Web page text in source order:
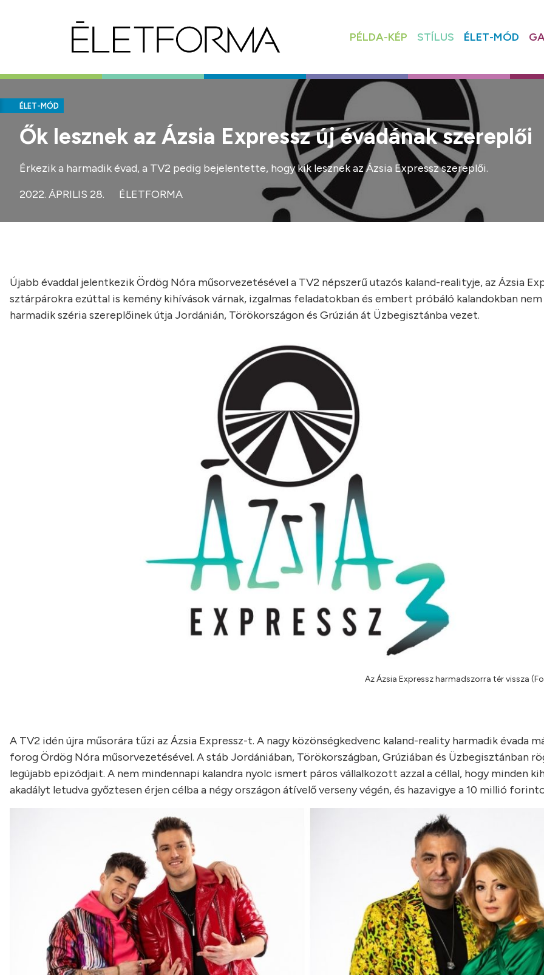
PÉLDA-KÉP STÍLUS ÉLET-MÓD
ÉLET-MÓD
Ők lesznek az Ázsia Expressz új évadának szereplői
Érkezik a harmadik évad, a TV2 pedig bejelentette, hogy kik lesznek az Ázsia Expressz szereplői.
2022. ÁPRILIS 28.
ÉLETFORMA
Újabb évaddal jelentkezik Ördög Nóra műsorvezetésével a TV2 népszerű utazós kaland-realityje, az Ázsia
sztárpárokra ezúttal is kemény kihívások várnak, izgalmas feladatokban és embert próbáló kalandokban nem
harmadik széria szereplőinek útja Jordánián, Törökországon és Grúzián át Üzbegisztánba vezet.
Az Ázsia Expressz harmadszorra tér vissza
A TV2 idén újra műsorára tűzi az Ázsia Expressz-t. A nagy közönségkedvenc kaland-reality harmadik évada
forog Ördög Nóra műsorvezetésével. A stáb Jordániában, Törökországban, Grúziában és Üzbegisztánban
legújabb epizódjait. A nem mindennapi kalandra nyolc ismert páros vállalkozott azzal a céllal, hogy minden
akadályt letudva győztesen érjen célba a négy országon átívelő verseny végén, és hazavigye a 10 millió